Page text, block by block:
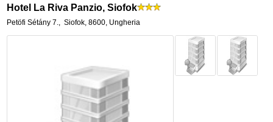
Hotel La Riva Panzio, Siofok
Petöfi Sétány 7., Siofok,8600, Ungheria